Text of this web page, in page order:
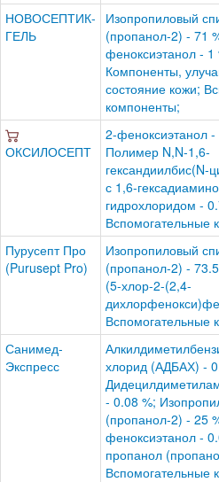
НОВОСЕПТИК-
ГЕЛЬ
Изопропиловый
(пропанол-2) - 71
феноксиэтанол - 1
Компоненты,
состояние кожи;
компоненты;
ОКСИЛОСЕПТ
2-феноксиэтанол -
Полимер N,N-1,6-
гександиилбис(N-
с 1,6-
гидрохлоридом -
Вспомогательные
Пурусепт Про
(Purusept Pro)
Изопропиловый
(пропанол-2) -
(5-хлор-2-(2,4-
Вспомогательные
Санимед-
Экспресс
хлорид (АДБАХ) -
- 0.08 %;
(пропанол-2) - 25
феноксиэтанол -
пропанол
Вспомогательные